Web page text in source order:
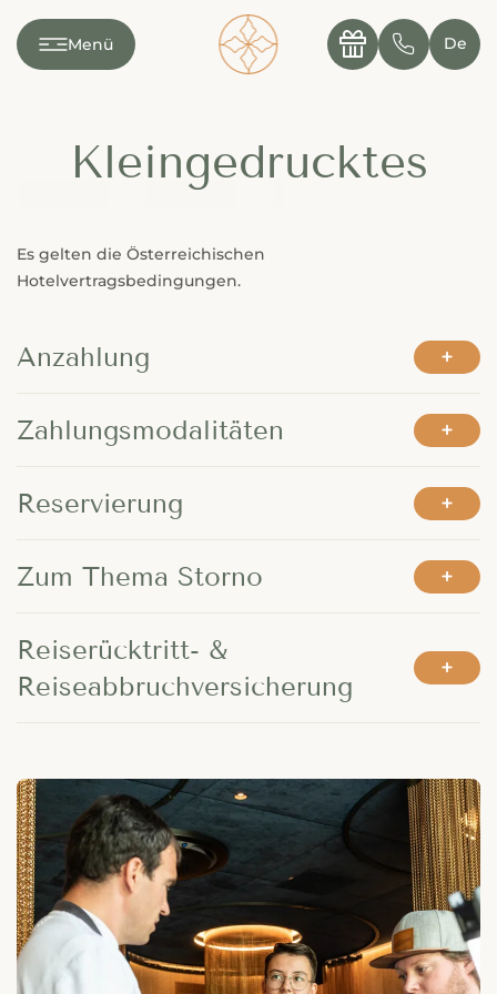
---
---
---
Menü  ✆ De
Kleingedrucktes
Es gelten die Österreichischen
Hotelvertragsbedingungen.
Anzahlung
Zahlungsmodalitäten
Reservierung
Zum Thema Storno
Reiserücktritt- &
Reiseabbruchversicherung